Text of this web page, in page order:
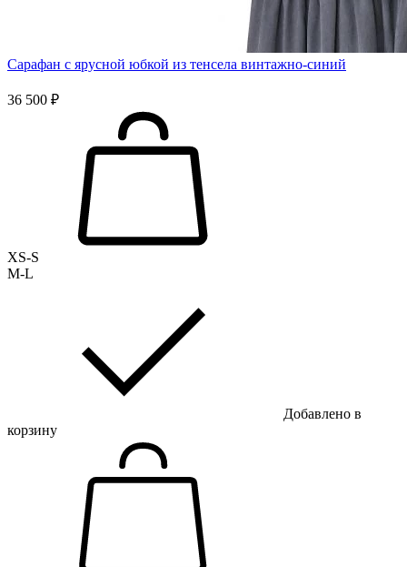
Сарафан с ярусной юбкой из тенсела винтажно-синий
36 500 ₽
XS-S
M-L
Добавлено в
корзину